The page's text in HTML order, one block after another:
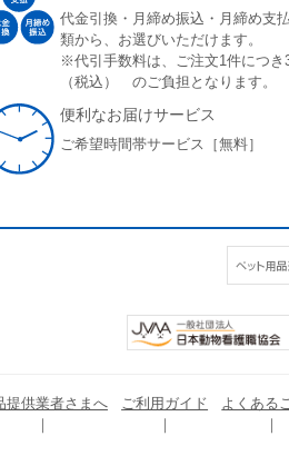
代金引換・月締め振込・月締め支
類から、お選びいただけます。
※代引手数料は、ご注文1件につき
（税込） のご負担となります。
便利なお届けサービス
ご希望時間帯サービス［無料］
提供業者さまへ ご利用ガイド よくある